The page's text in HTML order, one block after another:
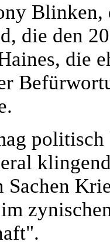
die den
die
Sachen